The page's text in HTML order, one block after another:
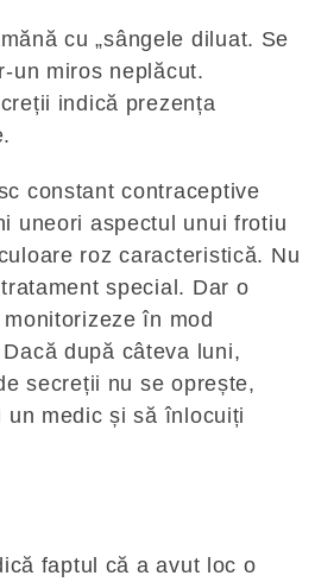
cu „sângele diluat. Se
un miros neplăcut.
indică prezența
constant contraceptive
uneori aspectul unui frotiu
roz caracteristică. Nu
special. Dar o
în mod
după câteva luni,
secreții nu se oprește,
medic și să înlocuiți
faptul că a avut loc o